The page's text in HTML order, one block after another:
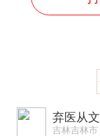
弃医从
吉林吉林市